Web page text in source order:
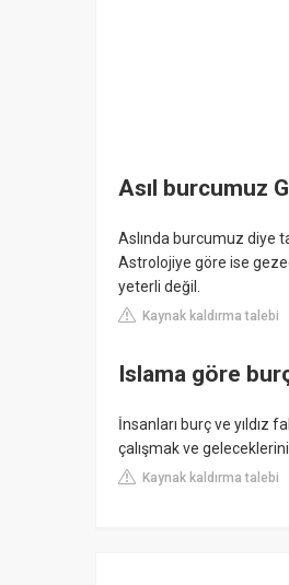
Asıl burcumuz
Aslında burcumuz diye
Astrolojiye göre ise
yeterli değil.
Kaynak kaldırma talebi
Islama göre
İnsanları burç ve yıldız
çalışmak ve
Kaynak kaldırma talebi